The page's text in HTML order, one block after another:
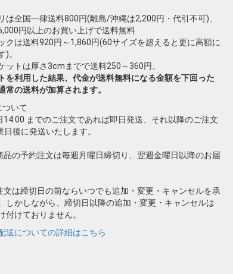
は全国一律送料800円(離島/沖縄は2,200円・代引不可)、
円以上のお買い上げで送料無料
クは送料920円～1,860円(60サイズを超えると更に高額に
)。
ットは厚さ3cmまでで送料250～360円。
を利用した結果、代金が送料無料になる金額を下回った
常の送料が加算されます。
いて
14:00 までのご注文であれば即日発送、それ以降のご注文
日後に発送いたします。
品の予約注文は毎週月曜日締切り、翌週金曜日以降のお届
文は締切日の前ならいつでも追加・変更・キャンセルを承
しかしながら、締切日以降の追加・変更・キャンセルは
付けておりません。
送についての詳細はこちら